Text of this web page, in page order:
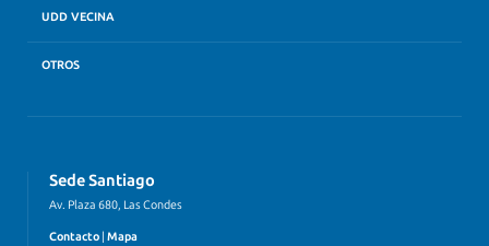
UDD VECINA
OTROS
Sede Santiago
Av. Plaza 680, Las Condes
Contacto Mapa